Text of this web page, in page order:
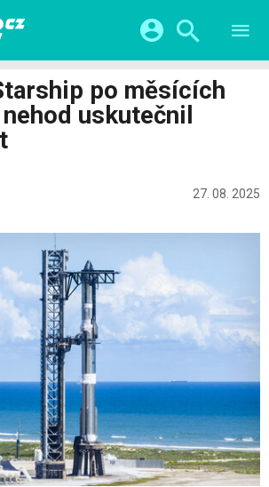
Google
po měsících
uskutečnil
27. 08. 2025